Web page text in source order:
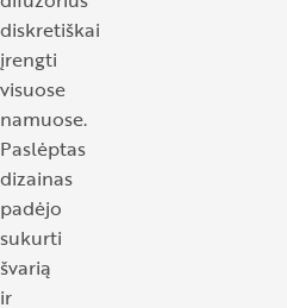
diskretiškai
įrengti
visuose
namuose.
Paslėptas
dizainas
padėjo
sukurti
švarią
ir